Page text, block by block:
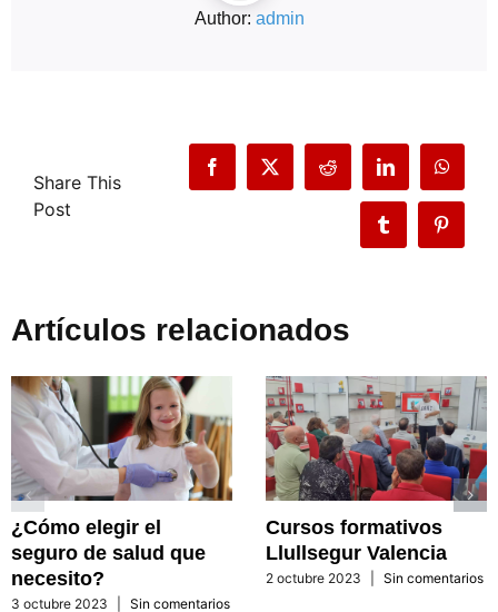
Author: admin
Share This
Post
FacebookTwitter Reddit LinkedIn
Tumblr
Artículos relacionados
¿Cómo elegir el
seguro de salud que
necesito?
3 octubre 2023 Sin comentarios
Cursos formativos
Llullsegur Valencia
2 octubre 2023 Sin comentarios